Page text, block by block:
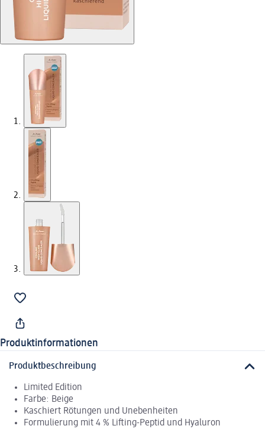
Produktinformationen
Produktbeschreibung
Limited Edition
Farbe: Beige
Kaschiert Rötungen und Unebenheiten
Formulierung mit 4 % Lifting-Peptid und Hyaluron